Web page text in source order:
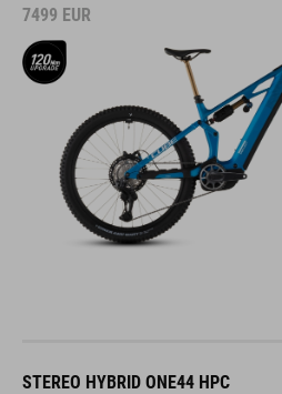
7499 EUR
STEREO HYBRID ONE44 HPC